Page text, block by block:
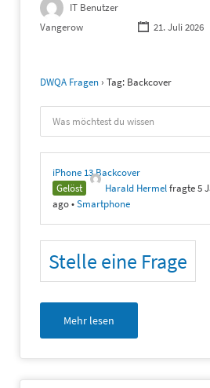
IT Benutzer
Vangerow
21. Juli 2026
DWQA Fragen › Tag: Backcover
iPhone 13 Backcover
Gelöst
Harald Hermelfragte 5
ago•Smartphone
Stelle eine Frage
Mehr lesen